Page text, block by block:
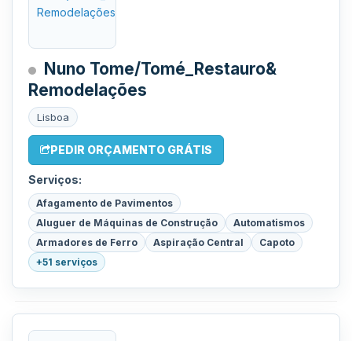
Nuno Tome/Tomé_Restauro&
Remodelações
Lisboa
PEDIR ORÇAMENTO GRÁTIS
Serviços:
Afagamento de Pavimentos
Aluguer de Máquinas de Construção
Automatismos
Armadores de Ferro
Aspiração Central
Capoto
+51 serviços